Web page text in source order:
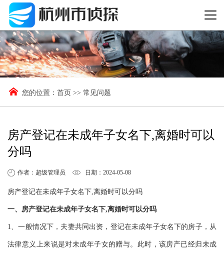
您的位置： 首页 >> 常见问题
房产登记在未成年子女名下,离婚时可以
分吗
作者：超级管理员 日期：2024-05-08
房产登记在未成年子女名下,离婚时可以分吗
一、房产登记在未成年子女名下,离婚时可以分吗
1、一般情况下，夫妻共同出资，登记在未成年子女名下的房子，从
法律意义上来说是对未成年子女的赠与。此时，该房产已经归未成